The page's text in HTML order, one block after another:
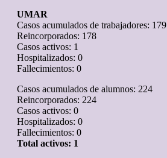
UMAR
Casos acumulados de trabajadores: 179
Reincorporados: 178
Casos activos: 1
Hospitalizados: 0
Fallecimientos: 0
Casos acumulados de alumnos: 224
Reincorporados: 224
Casos activos: 0
Hospitalizados: 0
Fallecimientos: 0
Total activos: 1